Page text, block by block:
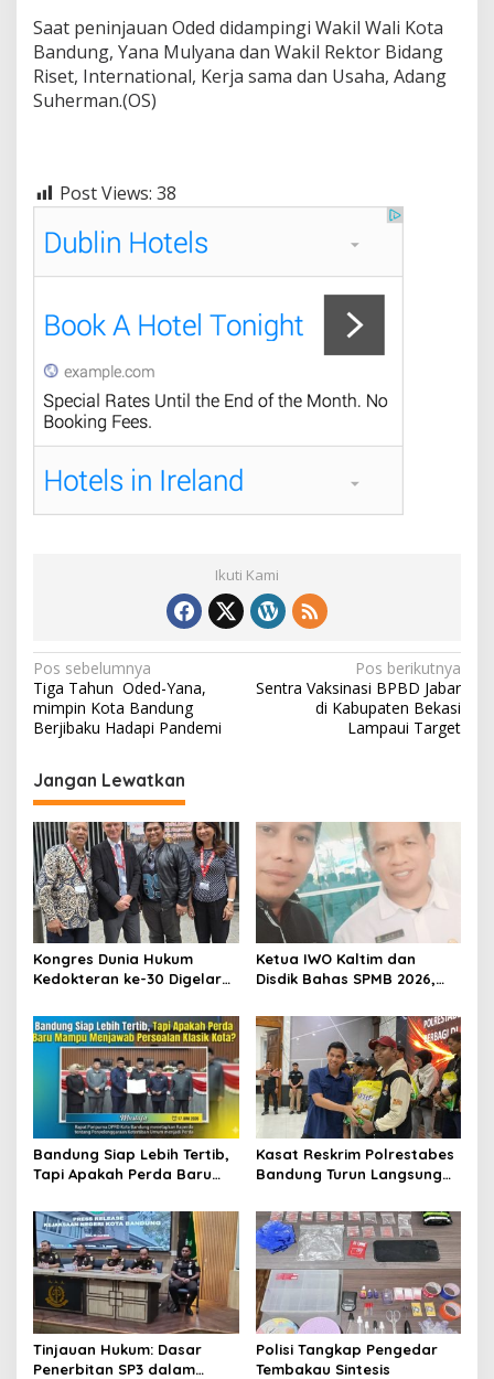
Saat peninjauan Oded didampingi Wakil Wali Kota
Bandung, Yana Mulyana dan Wakil Rektor Bidang
Riset, International, Kerja sama dan Usaha, Adang
Suherman.(OS)
Post Views: 38
Ikuti Kami
N
a
v
i
g
a
s
i
p
o
s
Pos sebelumnya
Tiga Tahun Oded-Yana,
mimpin Kota Bandung
Berjibaku Hadapi Pandemi
Pos berikutnya
Sentra Vaksinasi BPBD Jabar
di Kabupaten Bekasi
Lampaui Target
Jangan Lewatkan
Kongres Dunia Hukum
Kedokteran ke-30 Digelar
Inovasi, dan Tantangan
Global Kesehatan
Ketua IWO Kaltim dan
Disdik Bahas SPMB 2026,
Transparansi dan Keadilan
bagi Calon Murid
Bandung Siap Lebih Tertib,
Tapi Apakah Perda Baru
Persoalan Klasik Kota?
Kasat Reskrim Polrestabes
Bandung Turun Langsung
Tinjauan Hukum: Dasar
Penerbitan SP3 dalam
Polisi Tangkap Pengedar
Tembakau Sintesis